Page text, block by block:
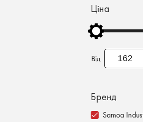
Ціна
Від
Бренд
Samoa